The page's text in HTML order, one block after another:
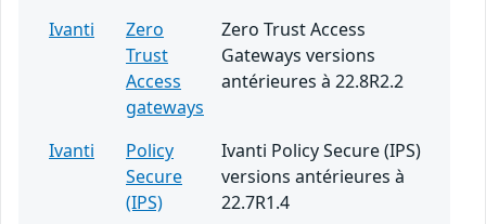
Ivanti
Zero
Trust
Access
gateways
Zero Trust Access
Gateways versions
antérieures à 22.8R2.2
Ivanti
Policy
Secure
(IPS)
Ivanti Policy Secure (IPS)
versions antérieures à
22.7R1.4